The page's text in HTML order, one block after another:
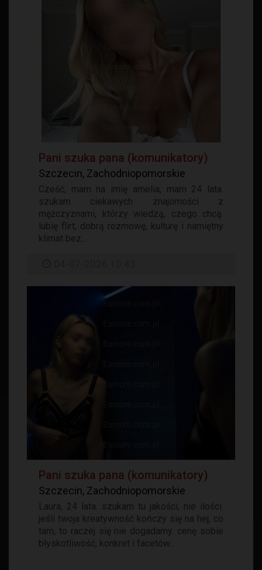
Pani szuka pana (komunikatory)
Szczecin, Zachodniopomorskie
Cześć, mam na imię amelia, mam 24 lata.
szukam ciekawych znajomości z
mężczyznami, którzy wiedzą, czego chcą.
lubię flirt, dobrą rozmowę, kulturę i namiętny
klimat bez...
Pani szuka pana (komunikatory)
Szczecin, Zachodniopomorskie
Laura, 24 lata. szukam tu jakości, nie ilości.
jeśli twoja kreatywność kończy się na hej, co
tam, to raczej się nie dogadamy. cenę sobie
błyskotliwość, konkret i facetów...